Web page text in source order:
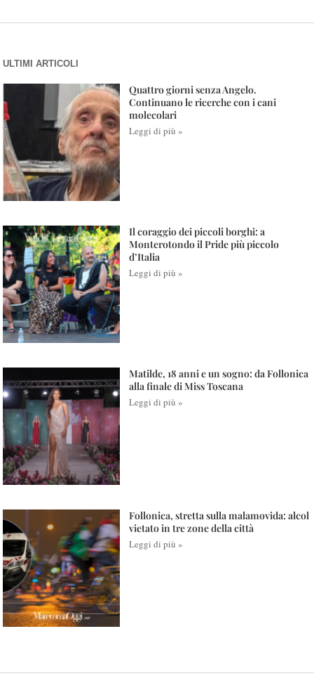
ULTIMI ARTICOLI
Quattro giorni senza Angelo.
Continuano le ricerche con i cani
molecolari
Leggi di più »
Il coraggio dei piccoli borghi: a
Monterotondo il Pride più piccolo
d’Italia
Leggi di più »
Matilde, 18 anni e un sogno: da Follonica
alla finale di Miss Toscana
Leggi di più »
Follonica, stretta sulla malamovida: alcol
vietato in tre zone della città
Leggi di più »